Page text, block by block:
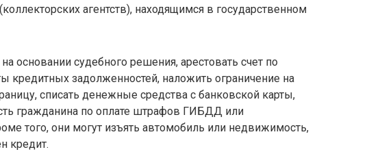
агентств), находящимся в государственном
основании судебного решения, арестовать счет по
кредитных задолженностей, наложить ограничение на
списать денежные средства с банковской карты,
гражданина по оплате штрафов ГИБДД или
того, они могут изъять автомобиль или недвижимость,
кредит.